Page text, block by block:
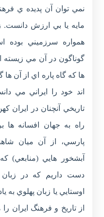
نمي توان آن پديده ي
مايه يا بي ارزش دانست.
همواره سرزميني بوده
گوناگون در آن مي زيسته
ها که گاه پاره اي از آن
اند خود را ايراني مي
تاريخي آنچنان در ايران
راه به جهان افسانه
پارسي، از آن ميان
آبشخور هايي (منابعي)
دست داريم که در زبان
اوستايي يا زبان پهلوي به
از تاريخ و فرهنگ ايران